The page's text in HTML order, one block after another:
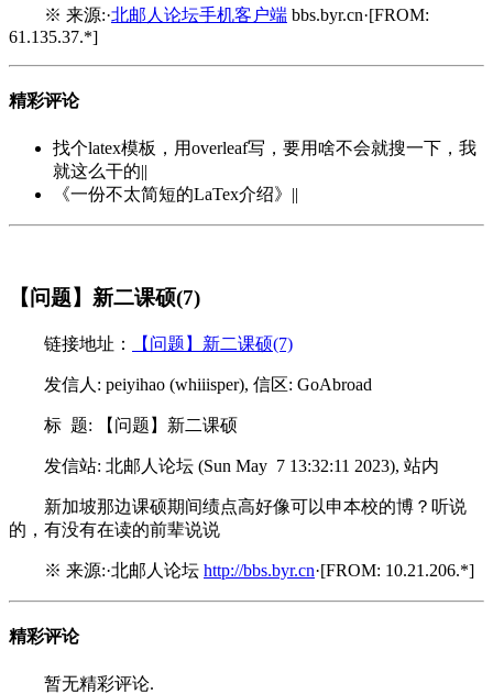
※ 来源:·北邮人论坛手机客户端 bbs.byr.cn·[FROM:
61.135.37.*]
精彩评论
找个latex模板，用overleaf写，要用啥不会就搜一下，我
就这么干的||
《一份不太简短的LaTex介绍》||
【问题】新二课硕(7)
链接地址： 【问题】新二课硕(7)
发信人: peiyihao (whiiisper), 信区: GoAbroad
标 题: 【问题】新二课硕
发信站: 北邮人论坛 (Sun May 7 13:32:11 2023), 站内
新加坡那边课硕期间绩点高好像可以申本校的博？听说
的，有没有在读的前辈说说
※ 来源:·北邮人论坛 http://bbs.byr.cn·[FROM: 10.21.206.*]
精彩评论
暂无精彩评论.